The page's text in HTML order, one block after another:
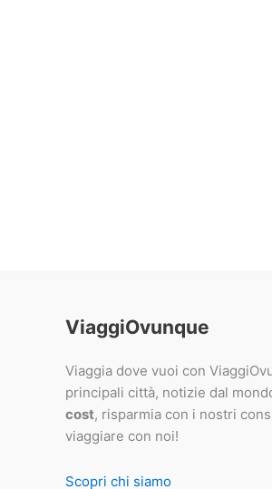
ViaggiOvunque
Viaggia dove vuoi con
principali città, notizie dal
cost, risparmia con i nostri
viaggiare con noi!
Scopri chi siamo